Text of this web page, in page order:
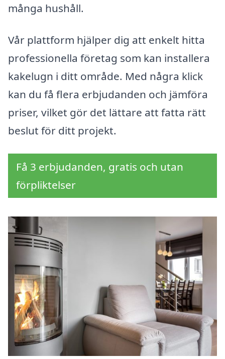
många hushåll.
Vår plattform hjälper dig att enkelt hitta
professionella företag som kan installera
kakelugn i ditt område. Med några klick
kan du få flera erbjudanden och jämföra
priser, vilket gör det lättare att fatta rätt
beslut för ditt projekt.
Få 3 erbjudanden, gratis och utan
förpliktelser